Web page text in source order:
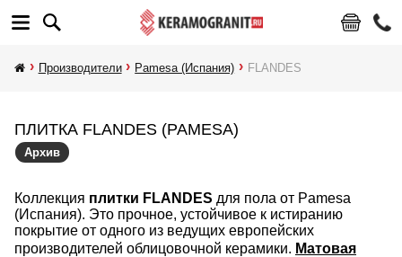
Производители Pamesa (Испания) FLANDES
ПЛИТКА FLANDES (PAMESA)
Архив
Коллекция плитки FLANDES для пола от Pamesa
(Испания). Это прочное, устойчивое к истиранию
покрытие от одного из ведущих европейских
производителей облицовочной керамики. Матовая